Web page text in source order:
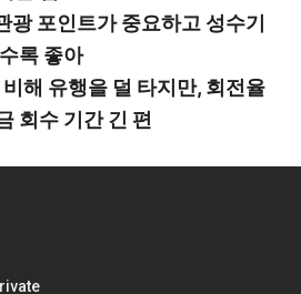
광 포인트가 중요하고 성수기
록 좋아
해 유행을 덜 타지만, 회전율
회수 기간 긴 편